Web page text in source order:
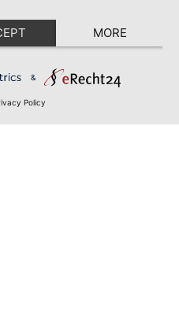
MORE
&
Policy